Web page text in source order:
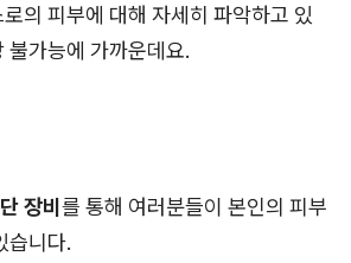
의 피부에 대해 자세히 파악하고 있
불가능에 가까운데요.
장비를 통해 여러분들이 본인의 피부
습니다.